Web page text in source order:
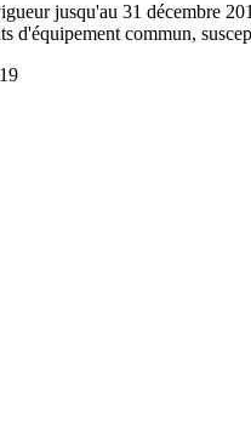
jusqu'au 31 décembre
d'équipement commun,